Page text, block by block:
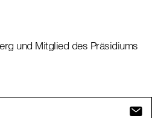
und Mitglied des Präsidiums